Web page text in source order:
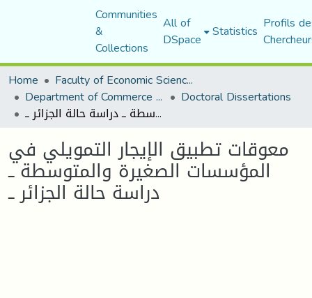
Communities
&
Collections
All of
DSpace Statistics Profils
Home
Faculty of Economic Sciences, Commerce and Management Sciences
Department of Commerce Science Doctoral Dissertations
معوقات تطبيق الإيجار التمويلي في المؤسسات الصغيرة والمتوسطة ــ دراسة حالة الجزائر ــ
معوقات تطبيق الإيجار التمويلي في
المؤسسات الصغيرة والمتوسطة ــ
دراسة حالة الجزائر ــ